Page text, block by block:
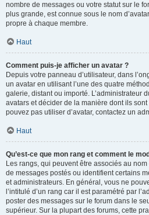
nombre de messages ou votre statut sur le
plus grande, est connue sous le nom
propre à chaque membre.
Haut
Comment puis-je afficher un avatar ?
Depuis votre panneau d’utilisateur, dans
un avatar en utilisant l’une des quatre
galerie, distant ou importé. L’administrateur
avatars et décider de la manière dont ils
pouvez pas utiliser d’avatar, contactez un
Haut
Qu’est-ce que mon rang et comment le
Les rangs, qui peuvent être associés au
de messages postés ou identifient certains
et administrateurs. En général, vous ne
l’intitulé d’un rang car il est paramétré par
poster des messages sur le forum dans le
supérieur. Sur la plupart des forums, cette